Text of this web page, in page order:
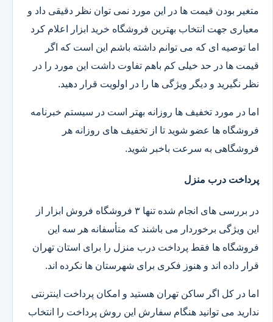
متغیر بودن قیمت ها در این مورد نمی توان نظر دقیقی داد و
معیاری جهت انتخاب بهترین فروشگاه خرید ابزار اعلام کرد
اما توصیه ای که می توانم داشته باشم این است که اگر
قیمت ها در حد خیلی کم باهم تفاوت داشت این مورد را در
نظر نگیرید و دیگر ویژگی ها را در اولویت قرار دهید.
اما در مورد تخفیف ها روزانه بهتر است در سیستم خبرنامه
فروشگاه ها عضو شوید تا از تخفیف های روزانه هر
فروشگاهی به سرعت باخبر شوید.
پرداخت درب منزل
در بررسی های انجام شده تنها ۳ فروشگاه فروش ابزار از
این ویژگی برخوردار می باشند که متأسفانه هر سه این
فروشگاه ها فقط پرداخت درب منزل را برای استان تهران
قرار داده اند و هنوز فکری برای شهرستان ها نکرده اند.
اما در کل اگر ساکن تهران هستید و امکان پرداخت اینترنتی
ندارید می توانید هنگام سفارش این روش پرداخت را انتخاب